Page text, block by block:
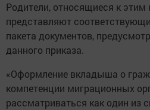
Родители, относящиеся к этим
представляют
пакета документов,
данного приказа.
«Оформление вкладыша о
компетенции миграционных
рассматриваться как один из